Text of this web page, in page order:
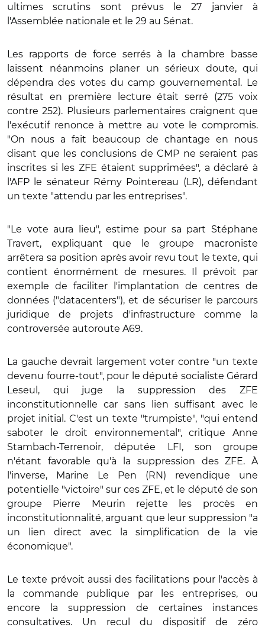
ultimes scrutins sont prévus le 27 janvier à
l'Assemblée nationale et le 29 au Sénat.
Les rapports de force serrés à la chambre basse
laissent néanmoins planer un sérieux doute, qui
dépendra des votes du camp gouvernemental. Le
résultat en première lecture était serré (275 voix
contre 252). Plusieurs parlementaires craignent que
l'exécutif renonce à mettre au vote le compromis.
"On nous a fait beaucoup de chantage en nous
disant que les conclusions de CMP ne seraient pas
inscrites si les ZFE étaient supprimées", a déclaré à
l'AFP le sénateur Rémy Pointereau (LR), défendant
un texte "attendu par les entreprises".
"Le vote aura lieu", estime pour sa part Stéphane
Travert, expliquant que le groupe macroniste
arrêtera sa position après avoir revu tout le texte, qui
contient énormément de mesures. Il prévoit par
exemple de faciliter l'implantation de centres de
données ("datacenters"), et de sécuriser le parcours
juridique de projets d'infrastructure comme la
controversée autoroute A69.
La gauche devrait largement voter contre "un texte
devenu fourre-tout", pour le député socialiste Gérard
Leseul, qui juge la suppression des ZFE
inconstitutionnelle car sans lien suffisant avec le
projet initial. C'est un texte "trumpiste", "qui entend
saboter le droit environnemental", critique Anne
Stambach-Terrenoir, députée LFI, son groupe
n'étant favorable qu'à la suppression des ZFE. À
l'inverse, Marine Le Pen (RN) revendique une
potentielle "victoire" sur ces ZFE, et le député de son
groupe Pierre Meurin rejette les procès en
inconstitutionnalité, arguant que leur suppression "a
un lien direct avec la simplification de la vie
économique".
Le texte prévoit aussi des facilitations pour l'accès à
la commande publique par les entreprises, ou
encore la suppression de certaines instances
consultatives. Un recul du dispositif de zéro